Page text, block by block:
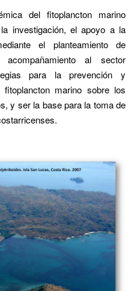
del fitoplancton marino
investigación, el apoyo a la
el planteamiento de
acompañamiento al sector
para la prevención y
marino sobre los
y ser la base para la toma de